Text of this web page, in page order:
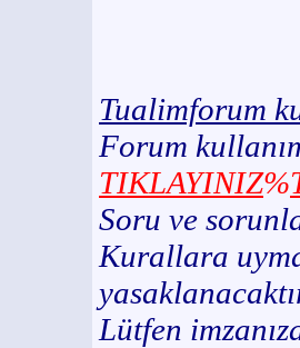
Tualimforum
Forum
TIKLAYINIZ%
Soru ve
Kurallara
Lütfen